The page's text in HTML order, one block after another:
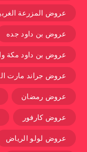
عروض المزرعة
عروض بن داود جده
عروض بن داود مكة
عروض جراند مارت
عروض رمضان
عروض كارفور
عروض لولو الرياض